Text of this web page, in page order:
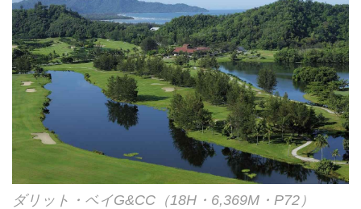
ダリット・ベイG&CC（18H・6,369M・P72）